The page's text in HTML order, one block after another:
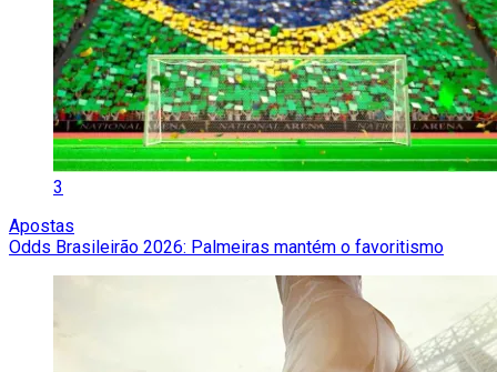
3
Apostas
Odds Brasileirão 2026: Palmeiras mantém o favoritismo